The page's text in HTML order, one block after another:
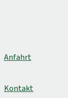
Anfahrt
Kontakt